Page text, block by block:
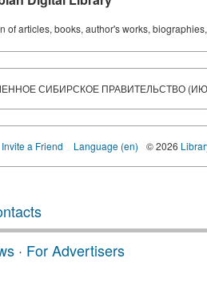
of articles, books, author's works,
СИБИРСКОЕ ПРАВИТЕЛЬСТВО
Invite a Friend Language (en) © 2026
· For Advertisers